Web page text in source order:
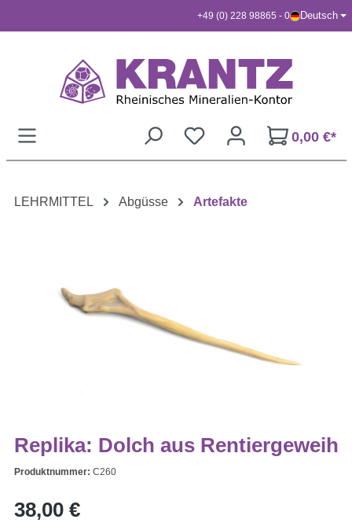
+49 (0) 228 98865 - 0 Deutsch
0,00 €*
LEHRMITTEL Abgüsse Artefakte
Replika: Dolch aus Rentiergeweih
Produktnummer: C260
Regulärer Preis:
38,00 €